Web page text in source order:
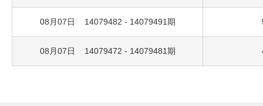
08月07日 14079482 - 14079491期
08月07日 14079472 - 14079481期